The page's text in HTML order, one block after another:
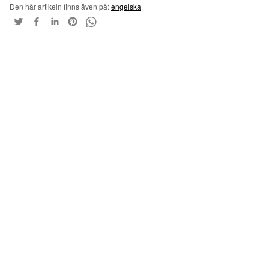
Den här artikeln finns även på:engelska